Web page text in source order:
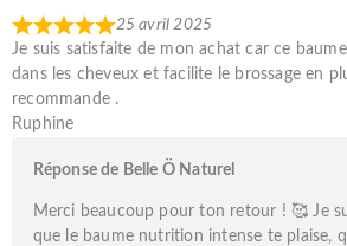
25 avril 2025
Je suis satisfaite de mon achat car ce
dans les cheveux et facilite le brossage en
recommande .
Ruphine
Réponse de Belle Ö Naturel
Merci beaucoup pour ton retour ! 🥰 Je
que le baume nutrition intense te plaise,